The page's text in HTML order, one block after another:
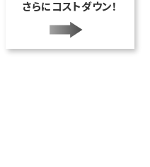
さらにコストダウン！